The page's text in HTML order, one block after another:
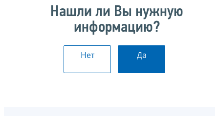
Нашли ли Вы нужную
информацию?
Нет Да